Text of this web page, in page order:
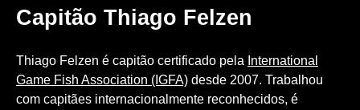
Capitão Thiago Felzen
Thiago Felzen é capitão certificado pela International
Game Fish Association (IGFA) desde 2007. Trabalhou
com capitães internacionalmente reconhecidos, é